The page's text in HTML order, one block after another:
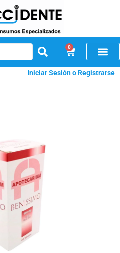
0
Iniciar Sesión o Registrarse